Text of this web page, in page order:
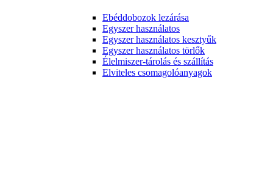
Ebéddobozok lezárása
Egyszer használatos
Egyszer használatos kesztyűk
Egyszer használatos törlők
Élelmiszer-tárolás és szállítás
Elviteles csomagolóanyagok